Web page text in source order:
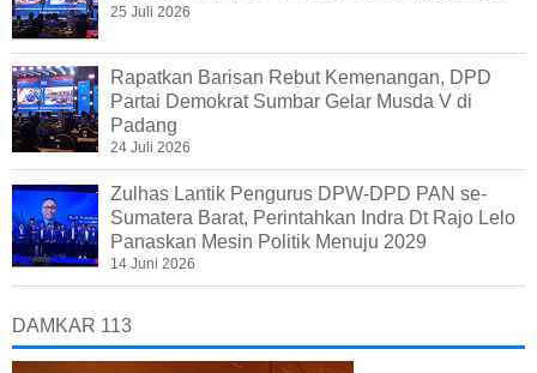
25 Juli 2026
Rapatkan Barisan Rebut Kemenangan, DPD
Partai Demokrat Sumbar Gelar Musda V di
Padang
24 Juli 2026
Zulhas Lantik Pengurus DPW-DPD PAN se-
Sumatera Barat, Perintahkan Indra Dt Rajo Lelo
Panaskan Mesin Politik Menuju 2029
14 Juni 2026
DAMKAR 113